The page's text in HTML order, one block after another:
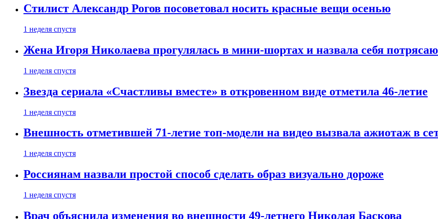
Стилист Александр Рогов посоветовал носить красные вещи осенью
1 неделя спустя
Жена Игоря Николаева прогулялась в мини-шортах и назвала себя
1 неделя спустя
Звезда сериала «Счастливы вместе» в откровенном виде отметила 46-летие
1 неделя спустя
Внешность отметившей 71-летие топ-модели на видео вызвала ажиотаж в
1 неделя спустя
Россиянам назвали простой способ сделать образ визуально дороже
1 неделя спустя
Врач объяснила изменения во внешности 49-летнего Николая Баскова